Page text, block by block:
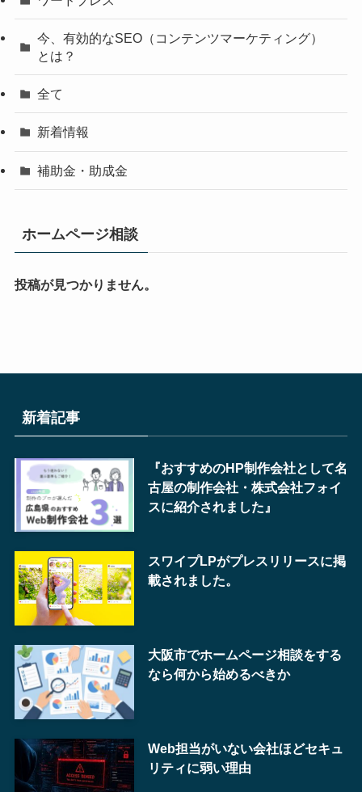
今、有効的なSEO（コンテンツマーケティング）
とは？
全て
新着情報
補助金・助成金
ホームページ相談
投稿が見つかりません。
新着記事
『おすすめのHP制作会社として名
古屋の制作会社・株式会社フォイ
スに紹介されました』
スワイプLPがプレスリリースに掲
載されました。
大阪市でホームページ相談をする
なら何から始めるべきか
Web担当がいない会社ほどセキュ
リティに弱い理由